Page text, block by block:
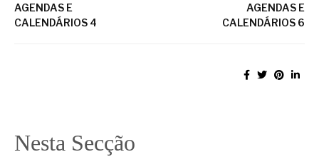
AGENDAS E
CALENDÁRIOS 4
AGENDAS E
CALENDÁRIOS 6
Nesta Secção